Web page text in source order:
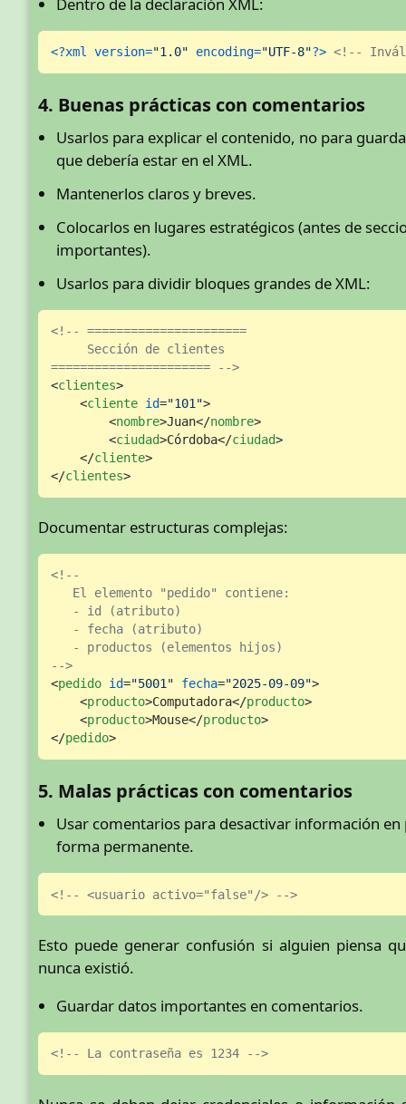
<?xml version="1.0" encoding="UTF-8"?> <!--
4. Buenas prácticas con comentarios
Usarlos para explicar el contenido, no para
que debería estar en el XML.
Mantenerlos claros y breves.
Colocarlos en lugares estratégicos (antes de
importantes).
Usarlos para dividir bloques grandes de XML:
<!-- ======================
     Sección de clientes
====================== -->
<clientes>
<cliente id="101">
<nombre>Juan</nombre>
<ciudad>Córdoba</ciudad>
</cliente>
</clientes>
Documentar estructuras complejas:
<!--
   El elemento "pedido" contiene:
   - id (atributo)
   - fecha (atributo)
   - productos (elementos hijos)
-->
<pedido id="5001" fecha="2025-09-09">
<producto>Computadora</producto>
<producto>Mouse</producto>
</pedido>
5. Malas prácticas con comentarios
Usar comentarios para desactivar información
forma permanente.
<!-- <usuario activo="false"/> -->
Esto puede generar confusión si alguien piensa
nunca existió.
Guardar datos importantes en comentarios.
<!-- La contraseña es 1234 -->